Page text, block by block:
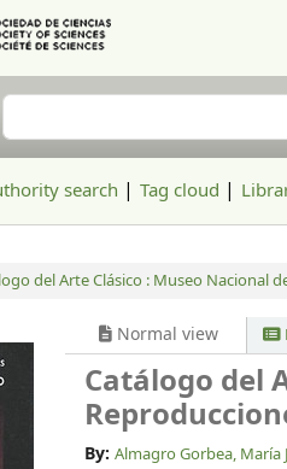
Search the catalog
search Tag cloud
del Arte Clásico : Museo Nacional
Normal view
Catálogo del
By: Almagro Gorbea, María